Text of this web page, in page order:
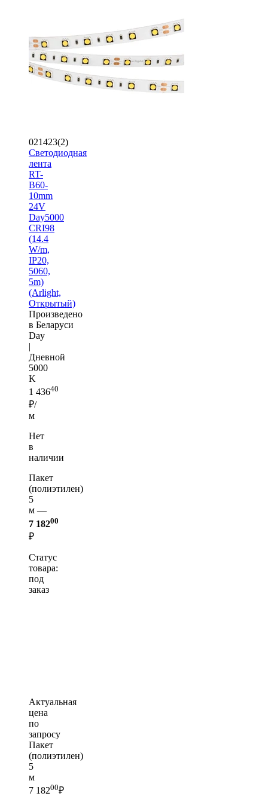
021423(2)
Светодиодная
лента
RT-
B60-
10mm
24V
Day5000
CRI98
(14.4
W/m,
IP20,
5060,
5m)
(Arlight,
Открытый)
Произведено
в Беларуси
Day
|
Дневной
5000
K
1 43640
₽/
м
Нет
в
наличии
Пакет
(полиэтилен)
5
м —
7 18200
₽
Статус
товара:
под
заказ
Актуальная
цена
по
запросу
Пакет
(полиэтилен)
5
м
7 18200₽